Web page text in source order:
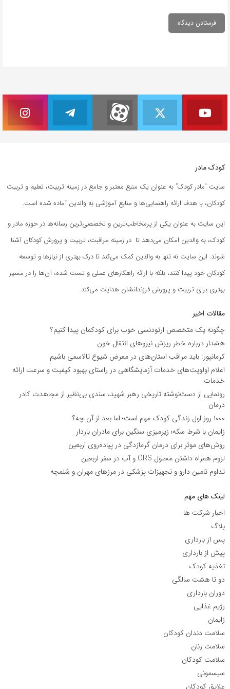
کودک مادر
سایت “مادر کودک” به عنوان یک منبع معتبر و جامع در زمینه تربیت، تعلیم و تربیت
کودکان، با هدف ارائه راهنمایی‌ها و منابع آموزشی به والدین آماده شده است.
این سایت به عنوان یکی از پرمخاطب‌ترین و تخصصی‌ترین رسانه‌ها در حوزه مادر و
کودک، به والدین امکان می‌دهد تا در زمینه مراقبت، تربیت و پرورش کودکان آشنا
شوند. این سایت نه تنها به والدین کمک می‌کند تا درک بهتری از نیازها و توسعه
کودکان خود پیدا کنند، بلکه با ارائه راهکارهای عملی و تست شده، آن‌ها را در مسیر
بهتری برای تربیت و پرورش فرزندانشان هدایت می‌کند.
مقالات اخیر
چگونه یک متخصص ارتودنسی خوب برای کودکمان پیدا کنیم؟
هشدار درباره خطر ریزش نیروهای انتقال خون
کرمانپور: باید مراقب استان‌های در معرض شیوع تالاسمی باشیم
اعلام اولویت‌های خدمات آزمایشگاهی در راستای بهبود کیفیت و سرعت ارائه
خدمات
رونمایی از دست‌نوشته تاریخی رهبر شهید، سندی بی‌نظیر از مجاهدت کادر
درمان
۱۰۰۰ روز اول زندگی کودک مهم است؛ اما بعد از آن چه؟
زایمان با شرط سکه؛ زیرمیزی سنگین برای مادران باردار
روش‌های موثر برای درمان گرمازدگی در پیاده‌روی اربعین
لزوم همراه داشتن محلول ORS و آب در سفر اربعین
تداوم تامین دارو و تجهیزات پزشکی در مرزهای مهران و شلمچه
لینک های مهم
اخبار شرکت ها
بلاگ
پس از بارداری
پیش از بارداری
تغذیه کودک
دو تا هشت سالگی
دوران بارداری
رژیم غذایی
زایمان
سلامت دندان کودکان
سلامت زنان
سلامت کودکان
سیسمونی
علایق کودکان